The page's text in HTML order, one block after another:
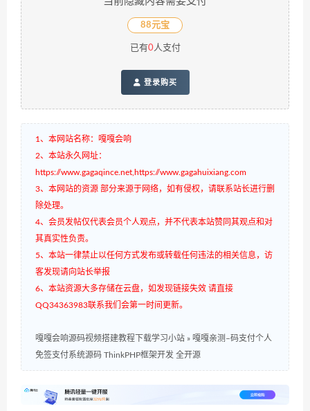
88元宝
已有0人支付
登录购买
1、本网站名称：嘎嘎会响
2、本站永久网址：
https://www.gagaqince.net,https://www.gagahuixiang.com
3、本网站的资源 部分来源于网络，如有侵权，请联系站长进行删
除处理。
4、会员发帖仅代表会员个人观点，并不代表本站赞同其观点和对
其真实性负责。
5、本站一律禁止以任何方式发布或转载任何违法的相关信息，访
客发现请向站长举报
6、本站资源大多存储在云盘，如发现链接失效 请直接
QQ34363983联系我们会第一时间更新。
嘎嘎会响源码视频搭建教程下载学习小站 » 嘎嘎亲测–码支付个人
免签支付系统源码 ThinkPHP框架开发 全开源